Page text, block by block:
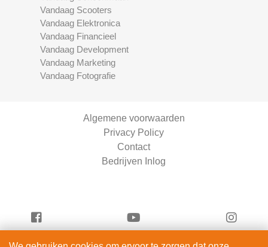
Vandaag Scooters
Vandaag Elektronica
Vandaag Financieel
Vandaag Development
Vandaag Marketing
Vandaag Fotografie
Algemene voorwaarden
Privacy Policy
Contact
Bedrijven Inlog